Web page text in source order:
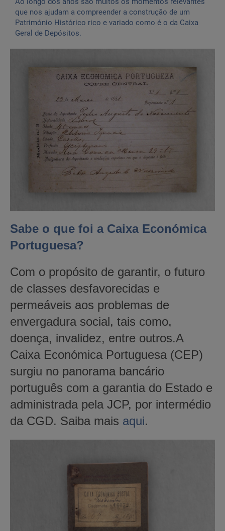
que nos ajudam a compreender a construção de um
Património Histórico rico e variado como é o da Caixa
Geral de Depósitos.
Sabe o que foi a Caixa Económica
Portuguesa?
Com o propósito de garantir, o futuro
de classes desfavorecidas e
permeáveis aos problemas de
envergadura social, tais como,
doença, invalidez, entre outros.A
Caixa Económica Portuguesa (CEP)
surgiu no panorama bancário
português com a garantia do Estado e
administrada pela JCP, por intermédio
da CGD. Saiba mais aqui.